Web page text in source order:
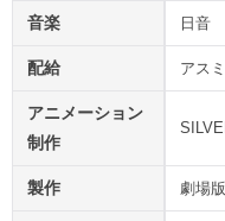
音楽 日音
配給 アス
アニメーション
制作
製作 劇場